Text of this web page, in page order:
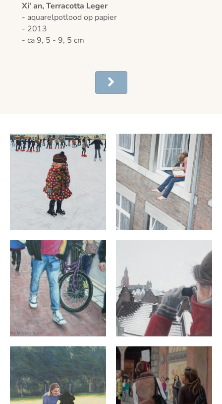
Xi' an, Terracotta Leger
- aquarelpotlood op papier
- 2013
- ca 9, 5 - 9, 5 cm